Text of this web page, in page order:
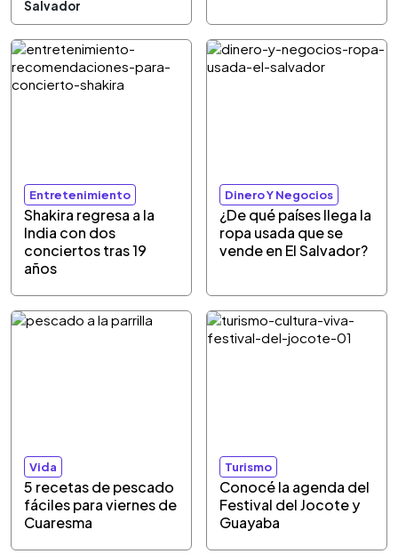
Salvador
Entretenimiento
Shakira regresa a la
India con dos
conciertos tras 19
años
Dinero Y Negocios
¿De qué países llega la
ropa usada que se
vende en El Salvador?
Vida
5 recetas de pescado
fáciles para viernes de
Cuaresma
Turismo
Conocé la agenda del
Festival del Jocote y
Guayaba